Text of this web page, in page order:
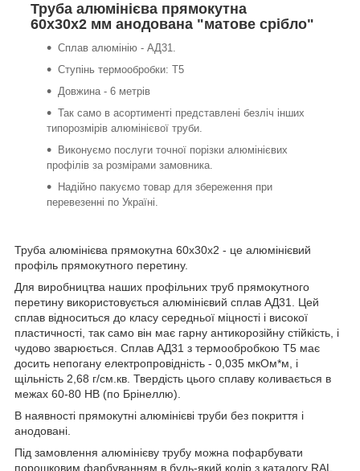
Труба алюмінієва прямокутна
60х30х2 мм анодована "матове срібло"
Сплав алюмінію - АД31.
Ступінь термообробки: Т5
Довжина - 6 метрів
Так само в асортименті представлені безліч інших
типорозмірів алюмінієвої труби.
Виконуємо послуги точної порізки алюмінієвих
профілів за розмірами замовника.
Надійно пакуємо товар для збереження при
перевезенні по Україні.
Труба алюмінієва прямокутна 60х30х2 - це алюмінієвий
профіль прямокутного перетину.
Для виробництва наших профільних труб прямокутного
перетину використовується алюмінієвий сплав АД31. Цей
сплав відноситься до класу середньої міцності і високої
пластичності, так само він має гарну антикорозійну стійкість, і
чудово зварюється. Сплав АД31 з термообробкою Т5 має
досить непогану електропровідність - 0,035 мкОм*м, і
щільність 2,68 г/см.кв. Твердість цього сплаву коливається в
межах 60-80 НВ (по Брінеллю).
В наявності прямокутні алюмінієві труби без покриття і
анодовані.
Під замовлення алюмінієву трубу можна пофарбувати
порошковим фарбуванням в будь-який колір з каталогу RAL.